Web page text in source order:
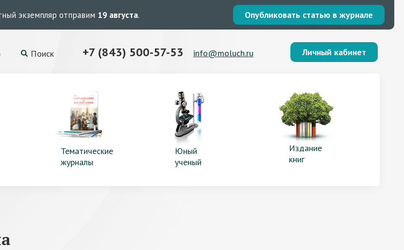
экземпляр отправим 19 августа. Опубликовать статью в журнале
Поиск +7 (843) 500-57-53 info@moluch.ru Личный кабинет
Тематические
журналы
Юный
ученый
Издание
книг